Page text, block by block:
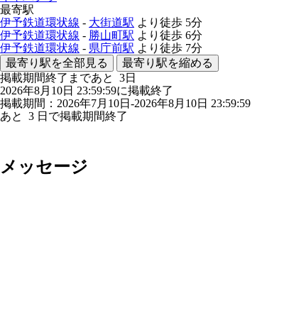
最寄駅
伊予鉄道環状線 - 大街道駅 より徒歩 5分
伊予鉄道環状線 - 勝山町駅 より徒歩 6分
伊予鉄道環状線 - 県庁前駅 より徒歩 7分
最寄り駅を全部見る
最寄り駅を縮める
掲載期間終了まであと 3日
2026年8月10日 23:59:59に掲載終了
掲載期間：2026年7月10日-2026年8月10日 23:59:59
あと 3 日で掲載期間終了
メッセージ